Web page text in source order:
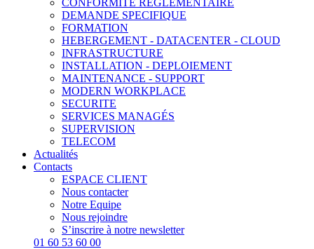
CONFORMITE REGLEMENTAIRE
DEMANDE SPECIFIQUE
FORMATION
HEBERGEMENT - DATACENTER - CLOUD
INFRASTRUCTURE
INSTALLATION - DEPLOIEMENT
MAINTENANCE - SUPPORT
MODERN WORKPLACE
SECURITE
SERVICES MANAGÉS
SUPERVISION
TELECOM
Actualités
Contacts
ESPACE CLIENT
Nous contacter
Notre Equipe
Nous rejoindre
S’inscrire à notre newsletter
01 60 53 60 00